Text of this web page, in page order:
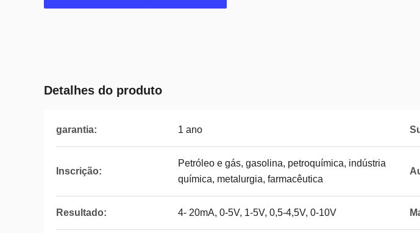
Detalhes do produto
garantia: 1 ano
Inscrição:
Petróleo e gás, gasolina, petroquímica, indústria
química, metalurgia, farmacêutica
Resultado: 4- 20mA, 0-5V, 1-5V, 0,5-4,5V, 0-10V